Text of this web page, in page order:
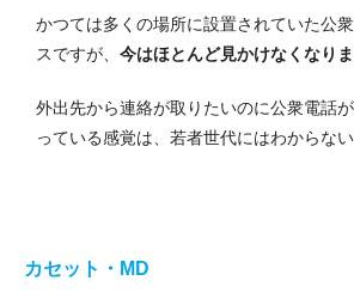
かつては多くの場所に設置されていた公
スですが、 今はほとんど見かけなくなり
外出先から連絡が取りたいのに公衆電話
っている感覚は、若者世代にはわからない
カセット・MD